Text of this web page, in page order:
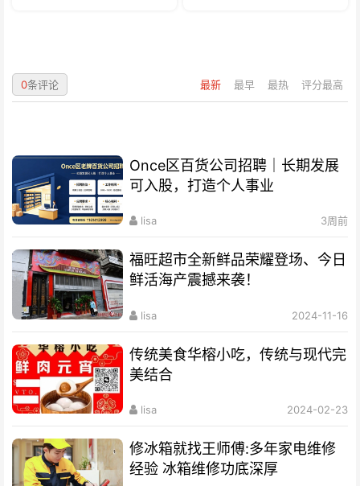
最新 最早 最热 评分最高
0条评论
Once区百货公司招聘｜长期发展
可入股，打造个人事业
lisa 3周前
福旺超市全新鲜品荣耀登场、今日
鲜活海产震撼来袭！
lisa 2024-11-16
传统美食华榕小吃，传统与现代完
美结合
lisa 2024-02-23
修冰箱就找王师傅:多年家电维修
经验 冰箱维修功底深厚